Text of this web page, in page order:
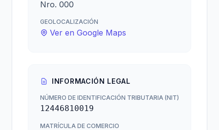
Nro. 000
GEOLOCALIZACIÓN
Ver en Google Maps
INFORMACIÓN LEGAL
NÚMERO DE IDENTIFICACIÓN TRIBUTARIA (NIT)
12446810019
MATRÍCULA DE COMERCIO